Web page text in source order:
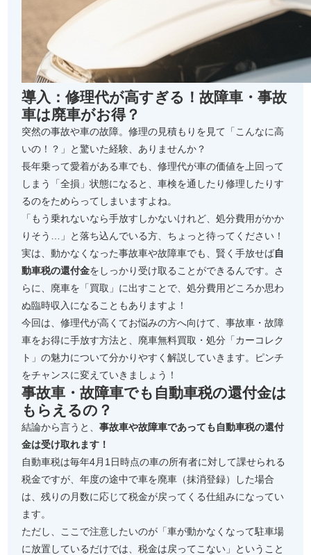
導入：修理代が高すぎる！故障車・事故
車は廃車がお得？
突然の事故や車の故障。修理の見積もりを見て「こんなに高
いの！？」と驚いた経験、ありませんか？
長年乗って愛着がある車でも、修理代が車の価値を上回って
しまう「全損」状態になると、車検を通したり修理したりす
るのをためらってしまいますよね。
「もう乗れないなら手放すしかないけれど、処分費用がかか
りそう…」と落ち込んでいる方、ちょっと待ってください！
実は、動かなくなった事故車や故障車でも、賢く手放せば自
動車税の還付金をしっかり受け取ることができるんです。さ
らに、廃車を「買取」に出すことで、処分費用どころか思わ
ぬ臨時収入になることもありますよ！
今回は、修理代が高くてお悩みの方へ向けて、事故車・故障
車をお得に手放す方法と、廃車無料買取・処分「カーコレク
ト」の魅力について分かりやすく解説していきます。ピンチ
をチャンスに変えていきましょう！
事故車・故障車でも自動車税の還付金は
もらえるの？
結論から言うと、事故車や故障車であっても自動車税の還付
金は受け取れます！
自動車税は毎年4月1日時点の車の所有者に対して課せられる
税金ですが、年度の途中で車を廃車（抹消登録）した場合
は、残りの月数に応じて税金が戻ってくる仕組みになってい
ます。
ただし、ここで注意したいのが「車が動かなくなって駐車場
に放置しているだけでは、税金は戻ってこない」ということ